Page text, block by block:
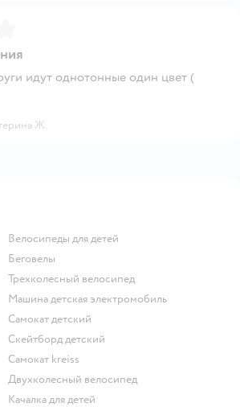
идут однотонные один цвет (
Ж.
Велосипеды для детей
Беговелы
Трехколесный велосипед
Машина детская электромобиль
Самокат детский
Скейтборд детский
Самокат kreiss
Двухколесный велосипед
Качалка для детей